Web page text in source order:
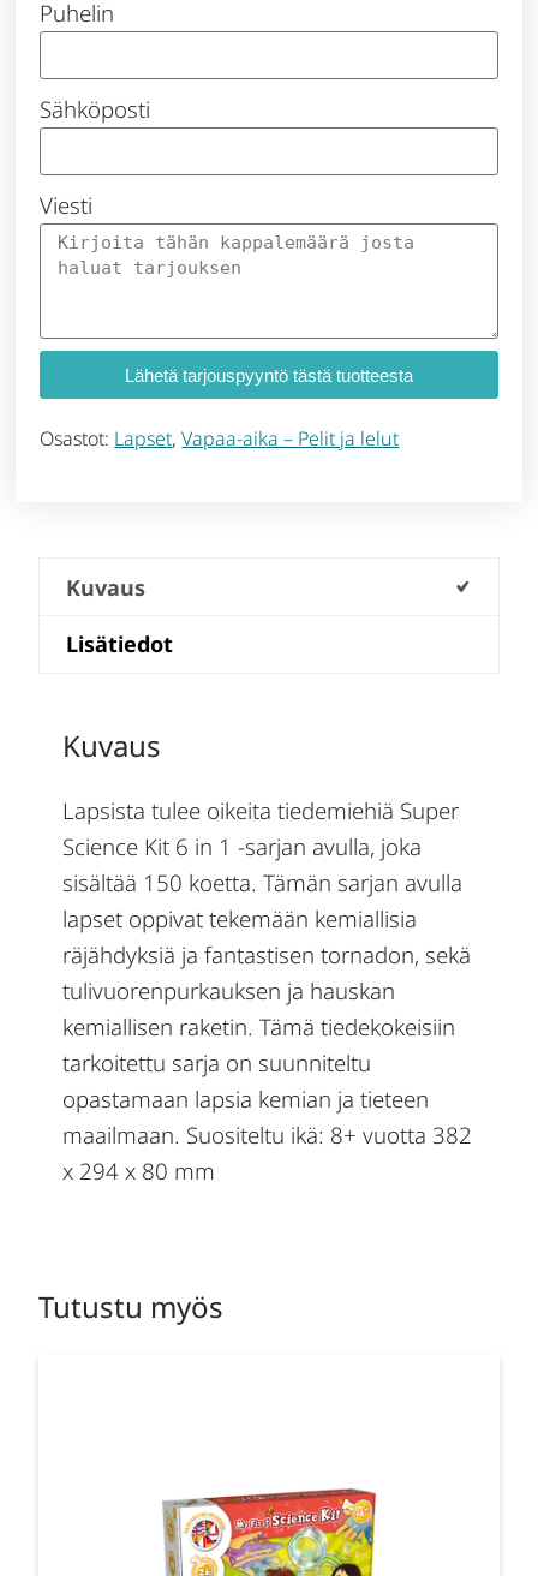
Puhelin
Sähköposti
Viesti
Lähetä tarjouspyyntö tästä tuotteesta
Osastot: Lapset,Vapaa-aika – Pelit ja lelut
Kuvaus
Lisätiedot
Kuvaus
Lapsista tulee oikeita tiedemiehiä Super
Science Kit 6 in 1 -sarjan avulla, joka
sisältää 150 koetta. Tämän sarjan avulla
lapset oppivat tekemään kemiallisia
räjähdyksiä ja fantastisen tornadon, sekä
tulivuorenpurkauksen ja hauskan
kemiallisen raketin. Tämä tiedekokeisiin
tarkoitettu sarja on suunniteltu
opastamaan lapsia kemian ja tieteen
maailmaan. Suositeltu ikä: 8+ vuotta 382
x 294 x 80 mm
Tutustu myös